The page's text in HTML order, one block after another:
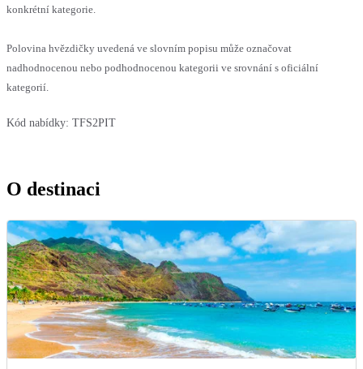
konkrétní kategorie.
Polovina hvězdičky uvedená ve slovním popisu může označovat
nadhodnocenou nebo podhodnocenou kategorii ve srovnání s oficiální
kategorií.
Kód nabídky: TFS2PIT
O destinaci